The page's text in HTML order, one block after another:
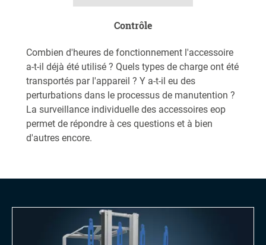
Contrôle
Combien d'heures de fonctionnement l'accessoire
a-t-il déjà été utilisé ? Quels types de charge ont été
transportés par l'appareil ? Y a-t-il eu des
perturbations dans le processus de manutention ?
La surveillance individuelle des accessoires eop
permet de répondre à ces questions et à bien
d'autres encore.